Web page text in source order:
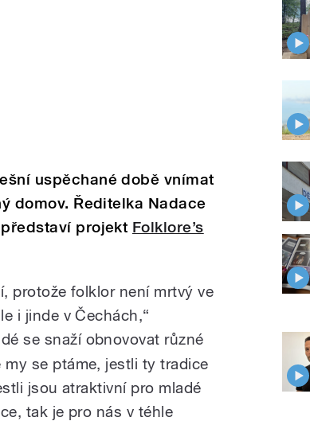
uspěchané době vnímat
domov. Ředitelka Nadace
projekt Folklore’s
protože folklor není mrtvý ve
i jinde v Čechách,“
se snaží obnovovat různé
se ptáme, jestli ty tradice
jsou atraktivní pro mladé
tak je pro nás v téhle